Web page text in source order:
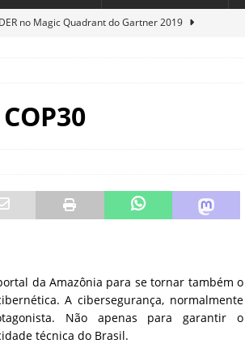
no Magic Quadrant do Gartner 2019
região mais exposta a ciberameaças
da Amazônia para se tornar também o
A cibersegurança, normalmente
Não apenas para garantir o
técnica do Brasil.